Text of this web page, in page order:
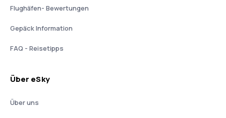
Flughäfen- Bewertungen
Gepäck Information
FAQ - Reisetipps
Über eSky
Über uns